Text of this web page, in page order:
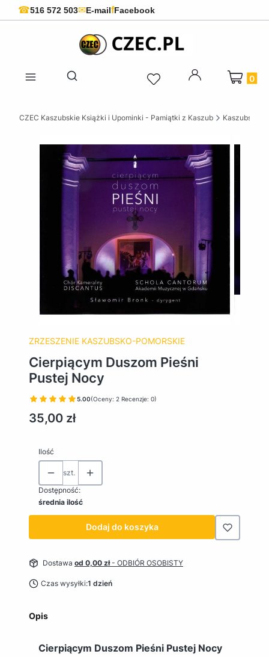
☎516 572 503✉E-mailfFacebook
Otwórz wyszukiwarkę
Produkty
CZEC Kaszubskie Książki i Upominki - Pamiątki z Kaszub Kaszubskie
ZRZESZENIE KASZUBSKO-POMORSKIE
Cierpiącym Duszom Pieśni
Pustej Nocy
5.00(Oceny: 2 Recenzje: 0)
Cena
35,00 zł
Ilość
szt.
Dostępność:
średnia ilość
Dodaj do koszyka
Dostawa od 0,00 zł- ODBIÓR OSOBISTY
Czas wysyłki:1 dzień
Opis
Cierpiącym Duszom Pieśni Pustej Nocy